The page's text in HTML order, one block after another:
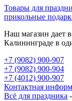
Товары для
прикольные
Наш магазин дает
Калининграде в
+7 (9082) 900-907
+7 (9082) 900-904
+7 (4012) 900-907
Контактная
Всё для праздника